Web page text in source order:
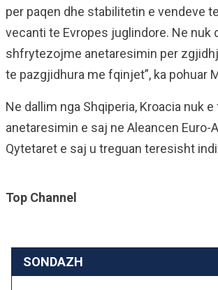
per paqen dhe stabilitetin e vendeve
vecanti te Evropes juglindore. Ne nuk
shfrytezojme anetaresimin per
te pazgjidhura me fqinjet”, ka pohuar
Ne dallim nga Shqiperia, Kroacia nuk
anetaresimin e saj ne Aleancen Euro-
Qytetaret e saj u treguan teresisht
Top Channel
SONDAZH